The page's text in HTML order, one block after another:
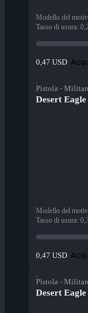
Modello del
Tasso di usura:
0,47 USD
Pistola -
Desert
Modello del
Tasso di usura:
0,47 USD
Pistola -
Desert